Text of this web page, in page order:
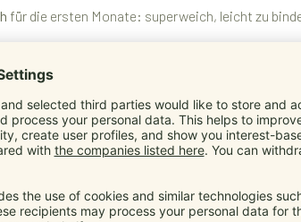
für die ersten Monate: superweich, leicht zu